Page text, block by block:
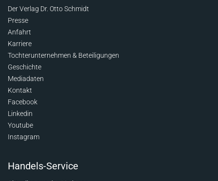
Der Verlag Dr. Otto Schmidt
Presse
Anfahrt
Karriere
Tochterunternehmen & Beteiligungen
Geschichte
Mediadaten
Kontakt
Facebook
Linkedin
Youtube
Instagram
Handels-Service